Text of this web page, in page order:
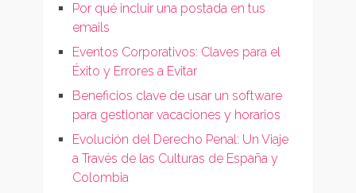
Por qué incluir una postada en tus
emails
Eventos Corporativos: Claves para el
Éxito y Errores a Evitar
Beneficios clave de usar un software
para gestionar vacaciones y horarios
Evolución del Derecho Penal: Un Viaje
a Través de las Culturas de España y
Colombia